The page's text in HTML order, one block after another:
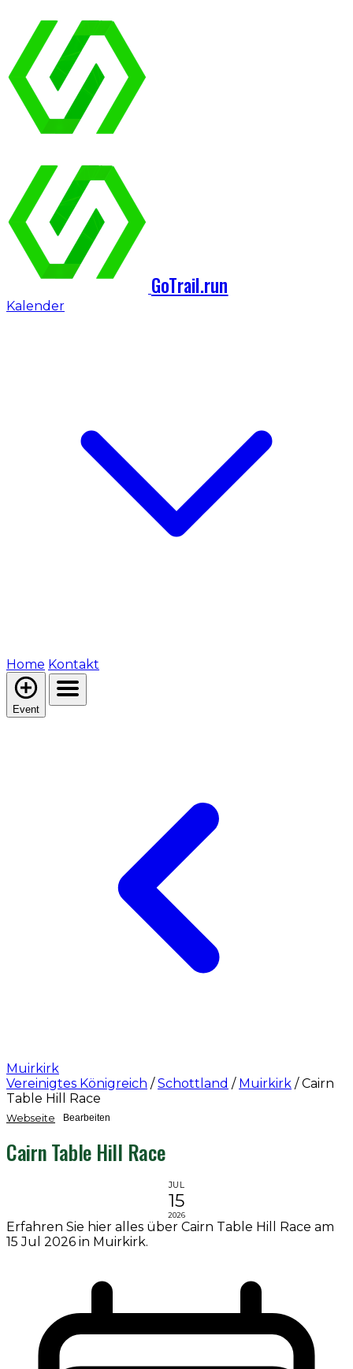
GoTrail.run
Kalender
Home Kontakt
Event
Muirkirk
Vereinigtes Königreich / Schottland / Muirkirk / Cairn
Table Hill Race
Webseite Bearbeiten
Cairn Table Hill Race
JUL
15
2026
Erfahren Sie hier alles über Cairn Table Hill Race am
15 Jul 2026 in Muirkirk.